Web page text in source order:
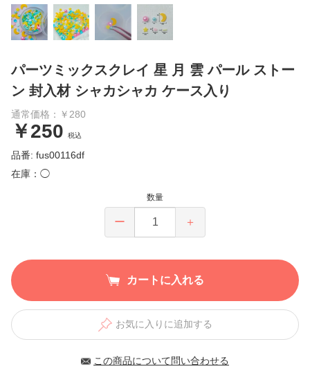
パーツミックスクレイ 星 月 雲 パール ストー
ン 封入材 シャカシャカ ケース入り
通常価格：￥280
￥250 税込
品番: fus00116df
在庫：◯
数量
ー ＋
カートに入れる
お気に入りに追加する
この商品について問い合わせる